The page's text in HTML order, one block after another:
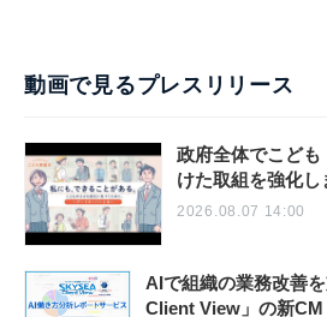
動画で見るプレスリリース
政府全体でこども
けた取組を強化し
2026.08.07 14:00
AIで組織の業務改善
Client View」の新